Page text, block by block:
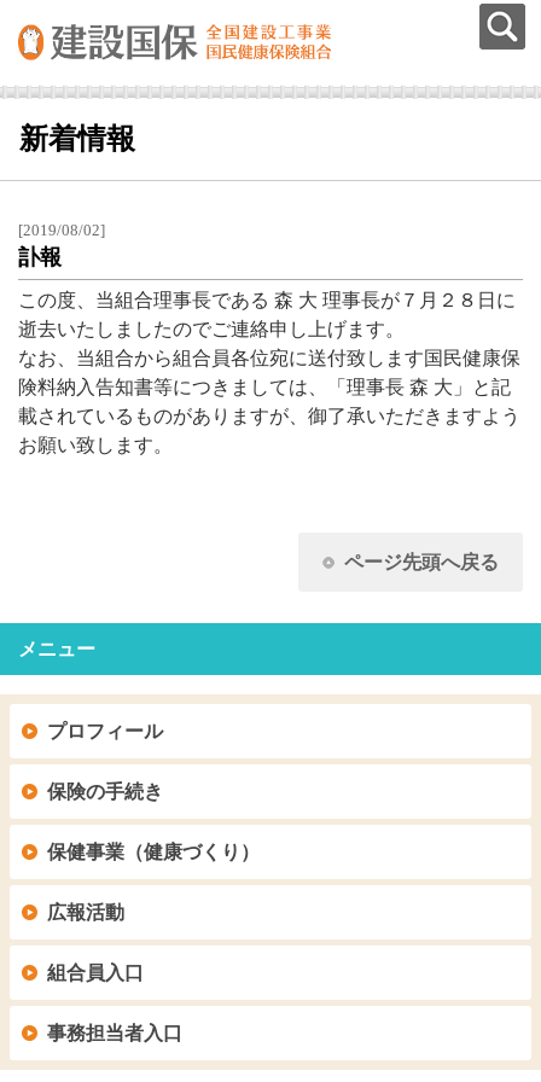
新着情報
[2019/08/02]
訃報
この度、当組合理事長である 森 大 理事長が７月２８日に
逝去いたしましたのでご連絡申し上げます。
なお、当組合から組合員各位宛に送付致します国民健康保
険料納入告知書等につきましては、「理事長 森 大」と記
載されているものがありますが、御了承いただきますよう
お願い致します。
ページ先頭へ戻る
メニュー
プロフィール
保険の手続き
保健事業（健康づくり）
広報活動
組合員入口
事務担当者入口